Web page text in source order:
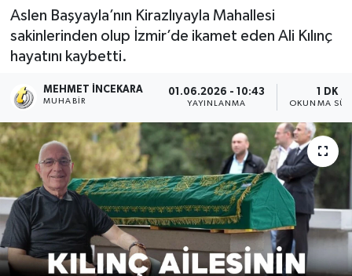
Aslen Başyayla’nın Kirazlıyayla Mahallesi
sakinlerinden olup İzmir’de ikamet eden Ali Kılınç
hayatını kaybetti.
MEHMET İNCEKARA
MUHABIR
01.06.2026 - 10:43
YAYINLANMA
1 DK
OKUNMA